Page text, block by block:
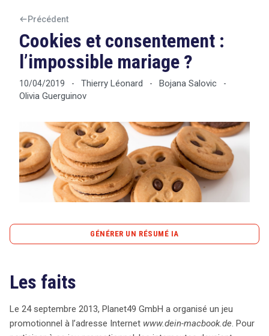
Tout sur le droit de l'innovation
Rechercher
Précédent
Cookies et consentement :
l’impossible mariage ?
10/04/2019 - Thierry Léonard - Bojana Salovic -
Olivia Guerguinov
GÉNÉRER UN RÉSUMÉ IA
Le 24 septembre 2013, Planet49 GmbH a lancé un jeu
promotionnel en ligne, où les participants devaient
cocher deux cases, dont l’une, précochée, autorisait
l’installation de cookies pour le traçage de leur
Les faits
Le 24 septembre 2013, Planet49 GmbH a organisé un jeu
promotionnel à l’adresse Internet www.dein-macbook.de. Pour